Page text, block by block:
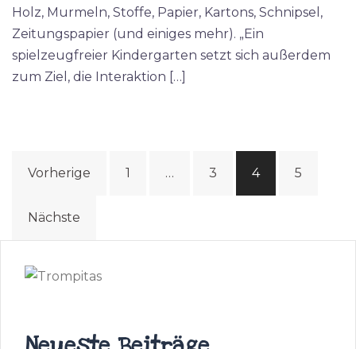
Holz, Murmeln, Stoffe, Papier, Kartons, Schnipsel,
Zeitungspapier (und einiges mehr). „Ein
spielzeugfreier Kindergarten setzt sich außerdem
zum Ziel, die Interaktion […]
Seitennummerierung
der
Beiträge
Vorherige 1 … 3 4 5
Nächste